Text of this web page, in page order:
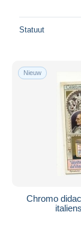
Statuut
Nieuw
Chromo